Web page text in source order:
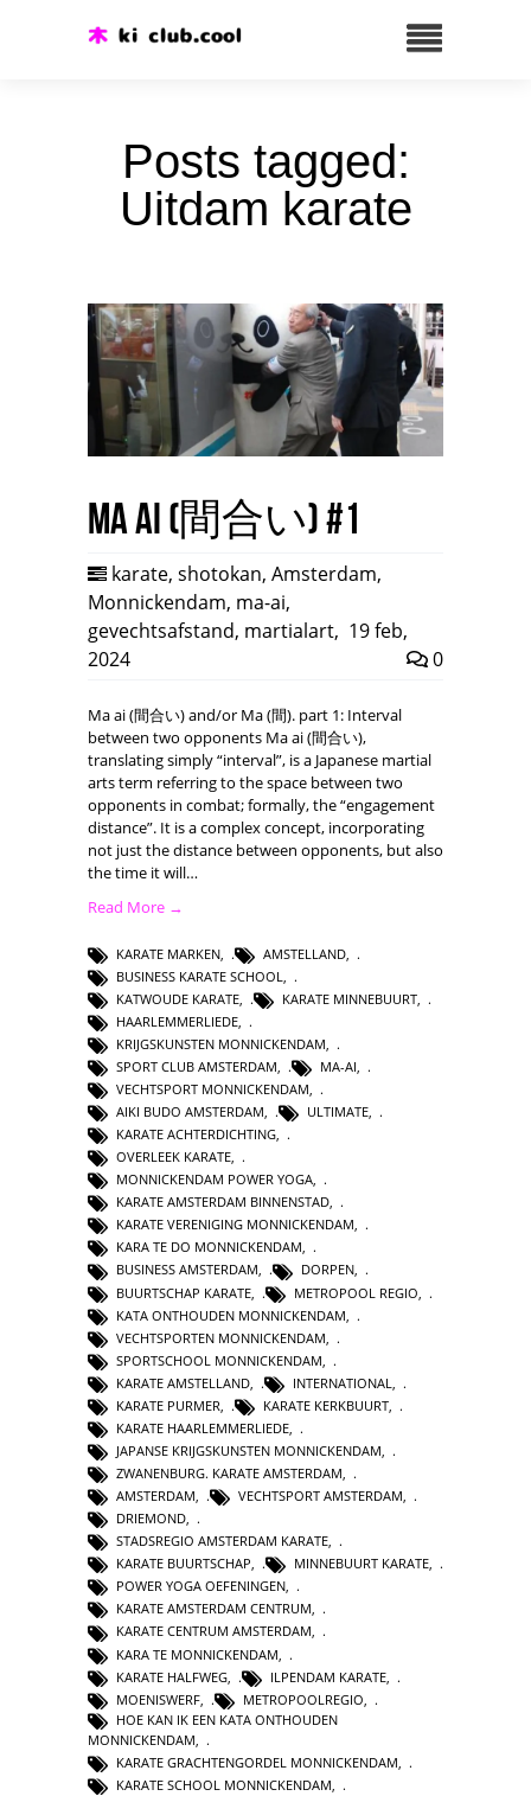
Posts tagged:
Uitdam karate
Ma ai (間合い) #1
karate, shotokan, Amsterdam,
Monnickendam, ma-ai,
gevechtsafstand, martialart, 19 feb,
2024
0
Ma ai (間合い) and/or Ma (間). part 1: Interval
between two opponents Ma ai (間合い),
translating simply “interval”, is a Japanese martial
arts term referring to the space between two
opponents in combat; formally, the “engagement
distance”. It is a complex concept, incorporating
not just the distance between opponents, but also
the time it will…
Read More →
KARATE MARKEN AMSTELLAND
BUSINESS KARATE SCHOOL
KATWOUDE KARATE
KARATE MINNEBUURT
HAARLEMMERLIEDE
KRIJGSKUNSTEN MONNICKENDAM
SPORT CLUB AMSTERDAM
MA-AI
VECHTSPORT MONNICKENDAM
AIKI BUDO AMSTERDAM, ULTIMATE,
KARATE ACHTERDICHTING,
OVERLEEK KARATE,
MONNICKENDAM POWER YOGA,
KARATE AMSTERDAM BINNENSTAD,
KARATE VERENIGING MONNICKENDAM,
KARA TE DO MONNICKENDAM,
BUSINESS AMSTERDAM, DORPEN,
BUURTSCHAP KARATE
METROPOOL REGIO
KATA ONTHOUDEN MONNICKENDAM
VECHTSPORTEN MONNICKENDAM
SPORTSCHOOL MONNICKENDAM
KARATE AMSTELLAND
INTERNATIONAL
KARATE PURMER
KARATE KERKBUURT
KARATE HAARLEMMERLIEDE
JAPANSE KRIJGSKUNSTEN MONNICKENDAM
ZWANENBURG. KARATE AMSTERDAM,
AMSTERDAM, VECHTSPORT AMSTERDAM,
DRIEMOND,
STADSREGIO AMSTERDAM KARATE,
KARATE BUURTSCHAP, MINNEBUURT KARATE,
POWER YOGA OEFENINGEN,
KARATE AMSTERDAM CENTRUM,
KARATE CENTRUM AMSTERDAM,
KARA TE MONNICKENDAM
KARATE HALFWEG
ILPENDAM KARATE
MOENISWERF
METROPOOLREGIO
HOE KAN IK EEN KATA ONTHOUDEN
MONNICKENDAM
KARATE GRACHTENGORDEL MONNICKENDAM
KARATE SCHOOL MONNICKENDAM